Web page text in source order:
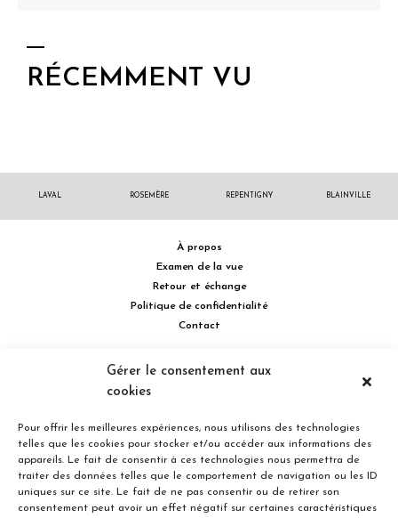
Gérer le consentement aux
cookies
Pour offrir les meilleures expériences, nous utilisons des technologies
telles que les cookies pour stocker et/ou accéder aux informations des
appareils. Le fait de consentir à ces technologies nous permettra de
traiter des données telles que le comportement de navigation ou les ID
uniques sur ce site. Le fait de ne pas consentir ou de retirer son
consentement peut avoir un effet négatif sur certaines caractéristiques
RÉCEMMENT VU
LAVAL ROSEMÈRE REPENTIGNY BLAINVILLE
À propos
Examen de la vue
Retour et échange
Politique de confidentialité
Contact
514 732.0222
Concorde Est, Laval, Québec H7G 2E4 Canada
Entreprise familiale du Québec depuis plus de 40 ans.